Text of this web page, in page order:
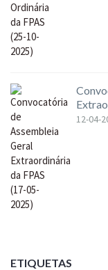
12-04-
ETIQUETAS